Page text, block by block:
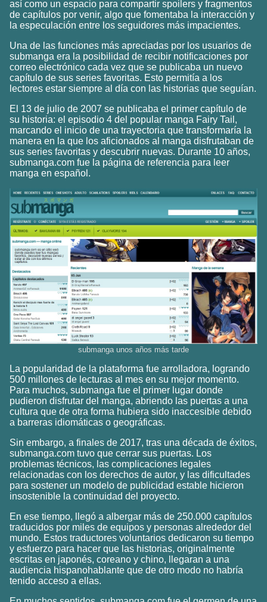
así como un espacio para compartir spoilers y fragmentos
de capítulos por venir, algo que fomentaba la interacción y
la especulación entre los seguidores más impacientes.
Una de las funciones más apreciadas por los usuarios de
submanga era la posibilidad de recibir notificaciones por
correo electrónico cada vez que se publicaba un nuevo
capítulo de sus series favoritas. Esto permitía a los
lectores estar siempre al día con las historias que seguían.
El 13 de julio de 2007 se publicaba el primer capítulo de
su historia: el episodio 4 del popular manga Fairy Tail,
marcando el inicio de una trayectoria que transformaría la
manera en la que los aficionados al manga disfrutaban de
sus series favoritas y descubrir nuevas. Durante 10 años,
submanga.com fue la página de referencia para leer
manga en español.
submanga unos años más tarde
La popularidad de la plataforma fue arrolladora, logrando
500 millones de lecturas al mes en su mejor momento.
Para muchos, submanga fue el primer lugar donde
pudieron disfrutar del manga, abriendo las puertas a una
cultura que de otra forma hubiera sido inaccesible debido
a barreras idiomáticas o geográficas.
Sin embargo, a finales de 2017, tras una década de éxitos,
submanga.com tuvo que cerrar sus puertas. Los
problemas técnicos, las complicaciones legales
relacionadas con los derechos de autor, y las dificultades
para sostener un modelo de publicidad estable hicieron
insostenible la continuidad del proyecto.
En ese tiempo, llegó a albergar más de 250.000 capítulos
traducidos por miles de equipos y personas alrededor del
mundo. Estos traductores voluntarios dedicaron su tiempo
y esfuerzo para hacer que las historias, originalmente
escritas en japonés, coreano y chino, llegaran a una
audiencia hispanohablante que de otro modo no habría
tenido acceso a ellas.